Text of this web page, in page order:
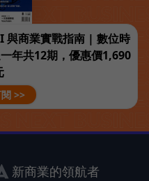
與商業實戰指南 | 數位時
年共12期，優惠價1,690
>>
新商業的領航者